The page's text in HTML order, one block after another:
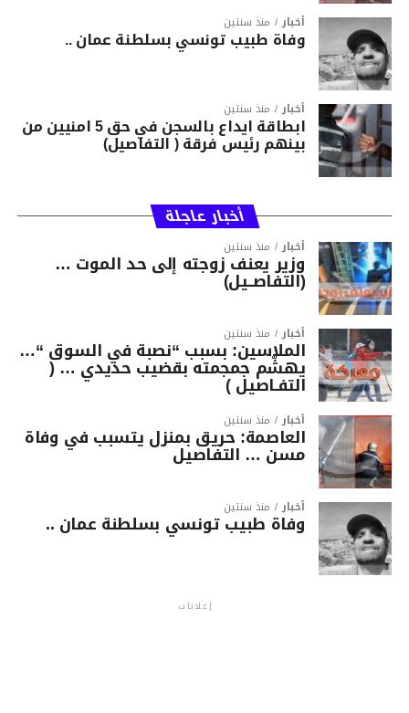
أخبار منذ سنتين
وفاة طبيب تونسي بسلطنة عمان ..
أخبار منذ سنتين
ابطاقة ايداع بالسجن في حق 5 امنيين من
بينهم رئيس فرقة ( التفاصيل)
أخبار عاجلة
أخبار منذ سنتين
وزير يعنف زوجته إلى حد الموت …
(التفاصــيل)
أخبار منذ سنتين
الملاسين: بسبب “نصبة في السوق “…
يهشّم جمجمته بقضيب حديدي … (
التفـاصيل )
أخبار منذ سنتين
العاصمة: حريق بمنزل يتسبب في وفاة
مسن … التفاصيل
أخبار منذ سنتين
وفاة طبيب تونسي بسلطنة عمان ..
إعلانات